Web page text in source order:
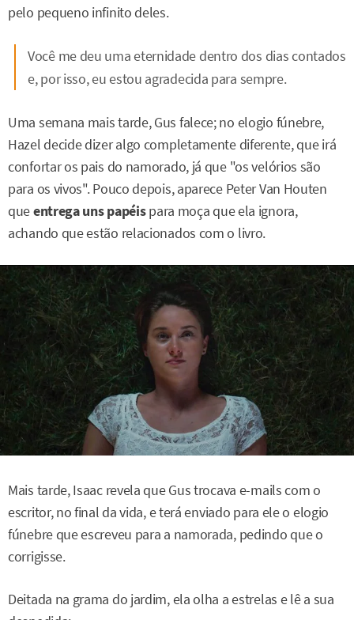
pelo pequeno infinito deles.
Você me deu uma eternidade dentro dos dias contados
e, por isso, eu estou agradecida para sempre.
Uma semana mais tarde, Gus falece; no elogio fúnebre,
Hazel decide dizer algo completamente diferente, que irá
confortar os pais do namorado, já que "os velórios são
para os vivos". Pouco depois, aparece Peter Van Houten
queentrega uns papéispara moça que ela ignora,
achando que estão relacionados com o livro.
Mais tarde, Isaac revela que Gus trocava e-mails com o
escritor, no final da vida, e terá enviado para ele o elogio
fúnebre que escreveu para a namorada, pedindo que o
corrigisse.
Deitada na grama do jardim, ela olha a estrelas e lê a sua